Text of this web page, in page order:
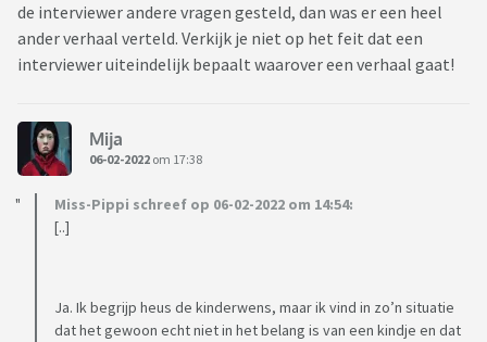
de interviewer andere vragen gesteld, dan was er een heel
ander verhaal verteld. Verkijk je niet op het feit dat een
interviewer uiteindelijk bepaalt waarover een verhaal gaat!
Mija
06-02-2022 om 17:38
Miss-Pippi schreef op 06-02-2022 om 14:54:
[..]
Ja. Ik begrijp heus de kinderwens, maar ik vind in zo’n situatie
dat het gewoon echt niet in het belang is van een kindje en dat